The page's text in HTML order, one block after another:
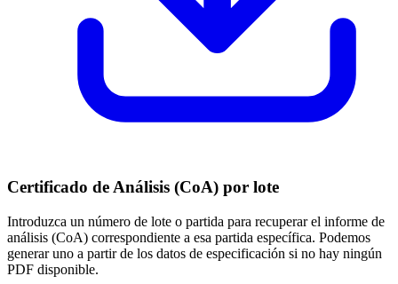
Certificado de Análisis (CoA) por lote
Introduzca un número de lote o partida para recuperar el informe de
análisis (CoA) correspondiente a esa partida específica. Podemos
generar uno a partir de los datos de especificación si no hay ningún
PDF disponible.